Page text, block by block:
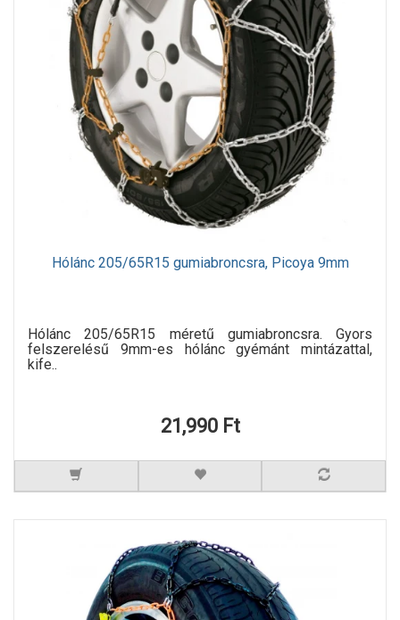
Hólánc 205/65R15 gumiabroncsra, Picoya 9mm
Hólánc 205/65R15 méretű gumiabroncsra. Gyors
felszerelésű 9mm-es hólánc gyémánt mintázattal,
kife..
21,990 Ft